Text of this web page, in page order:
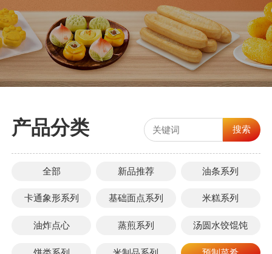
产品分类 搜索
全部 新品推荐 油条系列
卡通象形系列 基础面点系列 米糕系列
油炸点心 蒸煎系列 汤圆水饺馄饨